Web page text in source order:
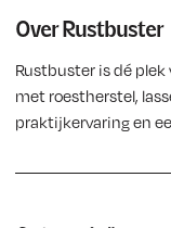
Over Rustbuster
Rustbuster is dé plek
met roestherstel,
praktijkervaring en
niet alleen aan de
om het goed te